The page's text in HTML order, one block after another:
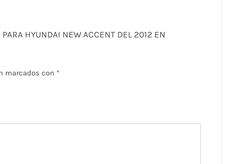
HYUNDAI NEW ACCENT DEL 2012 EN
marcados con *